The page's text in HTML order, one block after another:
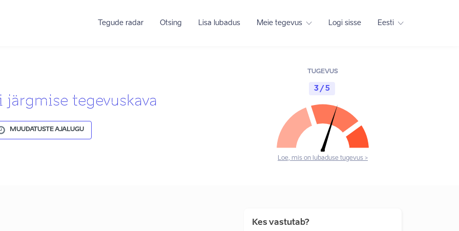
Tegude radar Otsing Lisa lubadus Meie tegevus Logi sisse Eesti
tegevuskava
MUUDATUSTE AJALUGU
TUGEVUS
3 / 5
Loe, mis on lubaduse tugevus >
Kes vastutab?